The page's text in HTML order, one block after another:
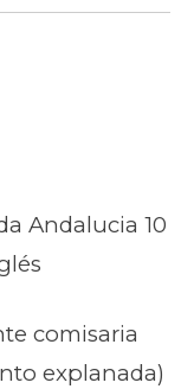
Andalucia 10
comisaria
explanada)